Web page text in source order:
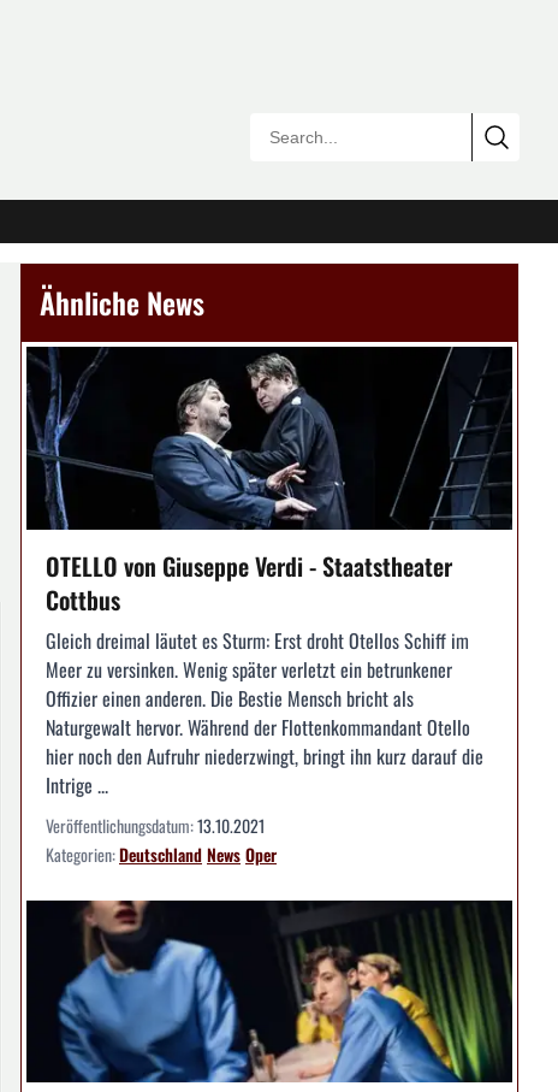
Ähnliche News
OTELLO von Giuseppe Verdi - Staatstheater
Cottbus
Gleich dreimal läutet es Sturm: Erst droht Otellos Schiff im
Meer zu versinken. Wenig später verletzt ein betrunkener
Offizier einen anderen. Die Bestie Mensch bricht als
Naturgewalt hervor. Während der Flottenkomman­dant Otello
hier noch den Aufruhr niederzwingt, bringt ihn kurz darauf die
Intrige ...
Veröffentlichungsdatum:13.10.2021
Kategorien:DeutschlandNewsOper